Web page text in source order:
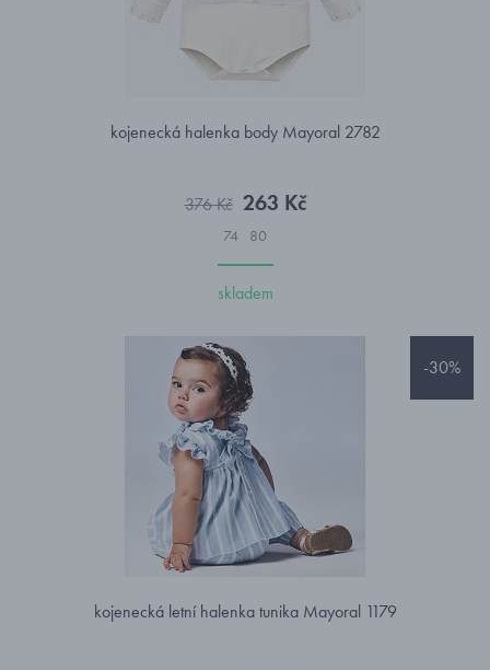
kojenecká halenka body Mayoral 2782
376 Kč 263 Kč
74 80
skladem
-30%
kojenecká letní halenka tunika Mayoral 1179